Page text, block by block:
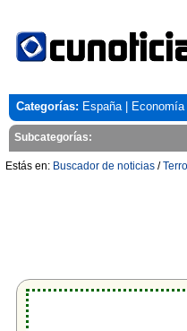
Categorías: España| Economía|
Subcategorías:
Estás en: Buscador de noticias /